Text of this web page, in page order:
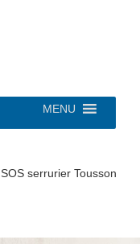
MENU
SOS serrurier Tousson